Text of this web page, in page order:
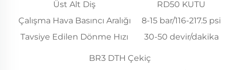
Üst Alt Diş
RD50 KUTU
Çalışma Hava Basıncı Aralığı
8-15 bar/116-217.5 psi
Tavsiye Edilen Dönme Hızı
30-50 devir/dakika
BR3 DTH Çekiç